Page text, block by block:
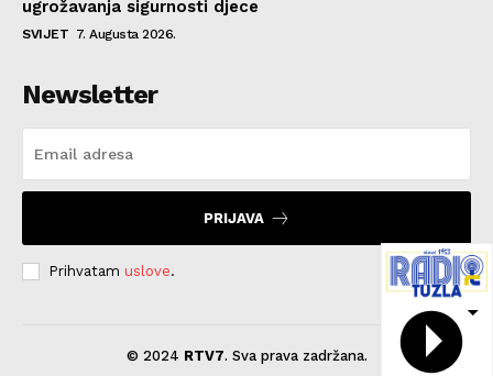
ugrožavanja sigurnosti djece
SVIJET 7. Augusta 2026.
Newsletter
PRIJAVA
Prihvatam uslove.
© 2024 RTV7. Sva prava zadržana.